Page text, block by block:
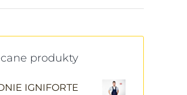
produkty
IGNIFORTE